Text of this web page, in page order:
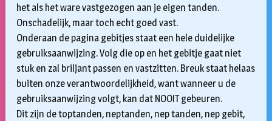
het als het ware vastgezogen aan je eigen tanden.
Onschadelijk, maar toch echt goed vast.
Onderaan de pagina gebitjes staat een hele duidelijke
gebruiksaanwijzing. Volg die op en het gebitje gaat niet
stuk en zal briljant passen en vastzitten. Breuk staat helaas
buiten onze verantwoordelijkheid, want wanneer u de
gebruiksaanwijzing volgt, kan dat NOOIT gebeuren.
Dit zijn de toptanden, neptanden, nep tanden, nep gebit,